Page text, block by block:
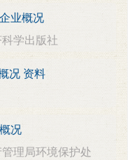
业概况
学出版社
况 资料
况
理局环境保护处